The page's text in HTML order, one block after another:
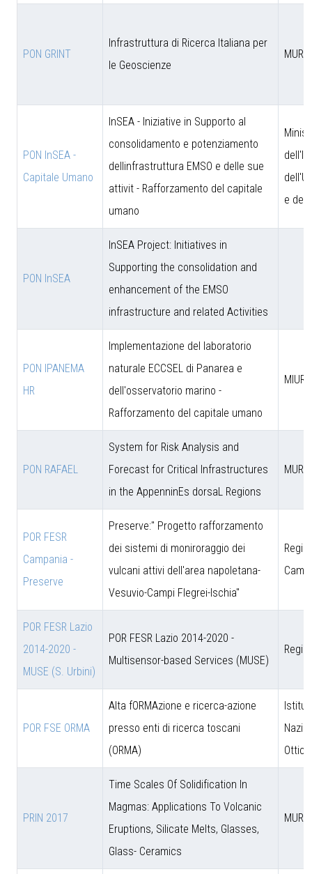
PON GRINT
Infrastruttura di Ricerca Italiana per
le Geoscienze
MUR
PON InSEA -
Capitale Umano
InSEA - Iniziative in Supporto al
consolidamento e potenziamento
dellinfrastruttura EMSO e delle sue
attivit - Rafforzamento del capitale
umano
e
PON InSEA
InSEA Project: Initiatives in
Supporting the consolidation and
enhancement of the EMSO
infrastructure and related Activities
PON IPANEMA
HR
Implementazione del laboratorio
naturale ECCSEL di Panarea e
dell'osservatorio marino -
Rafforzamento del capitale umano
MIUR
PON RAFAEL
System for Risk Analysis and
Forecast for Critical Infrastructures
in the AppenninEs dorsaL Regions
MUR
POR FESR
Campania -
Preserve
Preserve:" Progetto rafforzamento
dei sistemi di moniroraggio dei
vulcani attivi dell'area napoletana-
Vesuvio-Campi Flegrei-Ischia"
POR FESR Lazio
2014-2020 -
MUSE (S. Urbini)
POR FESR Lazio 2014-2020 -
Multisensor-based Services (MUSE)
POR FSE ORMA
Alta fORMAzione e ricerca-azione
presso enti di ricerca toscani
(ORMA)
Ottica
PRIN 2017
Time Scales Of Solidification In
Magmas: Applications To Volcanic
Eruptions, Silicate Melts, Glasses,
Glass- Ceramics
MUR